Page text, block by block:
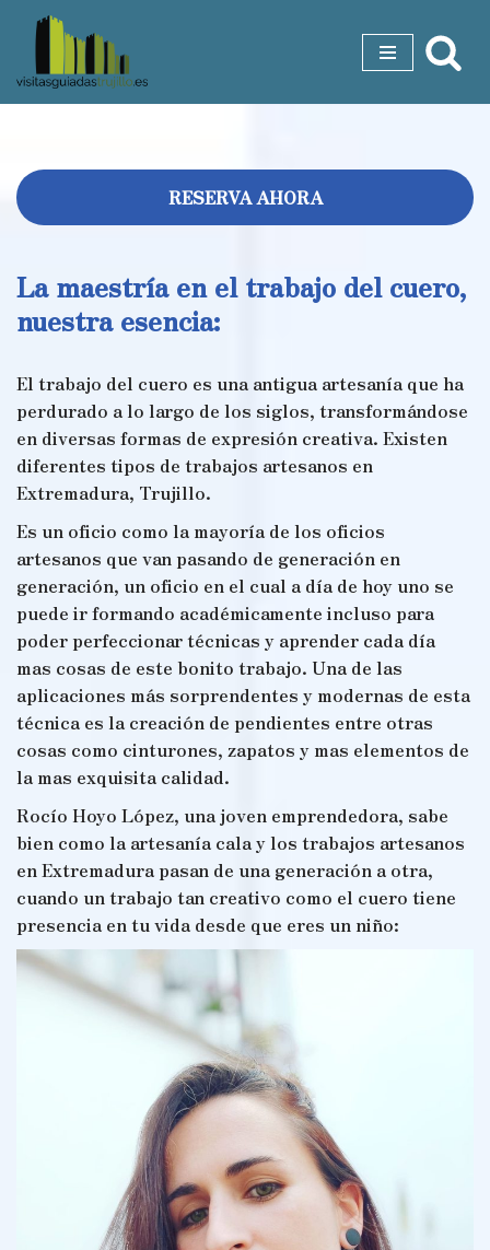
Saltar
al
RESERVA AHORA
La maestría en el trabajo del cuero,
nuestra esencia:
El trabajo del cuero es una antigua artesanía que ha
perdurado a lo largo de los siglos, transformándose
en diversas formas de expresión creativa. Existen
diferentes tipos de trabajos artesanos en
Extremadura, Trujillo.
Es un oficio como la mayoría de los oficios
artesanos que van pasando de generación en
generación, un oficio en el cual a día de hoy uno se
puede ir formando académicamente incluso para
poder perfeccionar técnicas y aprender cada día
mas cosas de este bonito trabajo. Una de las
aplicaciones más sorprendentes y modernas de esta
técnica es la creación de pendientes entre otras
cosas como cinturones, zapatos y mas elementos de
la mas exquisita calidad.
Rocío Hoyo López, una joven emprendedora, sabe
bien como la artesanía cala y los trabajos artesanos
en Extremadura pasan de una generación a otra,
cuando un trabajo tan creativo como el cuero tiene
presencia en tu vida desde que eres un niño: